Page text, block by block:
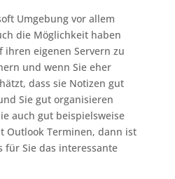
Umgebung vor allem
die Möglichkeit haben
eigenen Servern zu
und wenn Sie eher
dass sie Notizen gut
Sie gut organisieren
auch gut beispielsweise
Outlook Terminen, dann ist
für Sie das interessante